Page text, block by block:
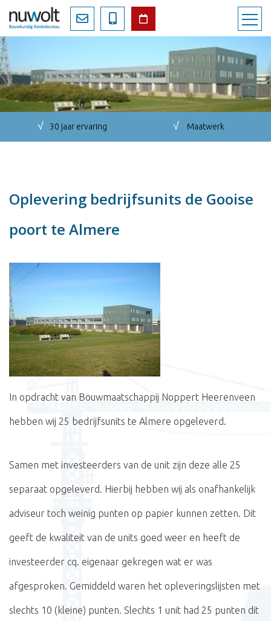
√ 30 jaar ervaring √ Maatwerk
Oplevering bedrijfsunits de Gooise
poort te Almere
In opdracht van Bouwmaatschappij Noppert Heerenveen
hebben wij 25 bedrijfsunits te Almere opgeleverd.
Samen met investeerders van de unit zijn deze alle 25
separaat opgeleverd. Hierbij hebben wij als onafhankelijk
adviseur toch weinig punten op papier kunnen zetten. Dit
geeft de kwaliteit van de units goed weer en heeft de
investeerder cq. eigenaar gekregen wat er was
afgesproken. Gemiddeld waren het opleveringslijsten met
slechts 10 (kleine) punten. Slechts 1 unit had 25 punten dit